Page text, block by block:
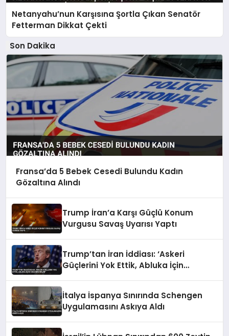
Netanyahu’nun Karşısına Şortla Çıkan Senatör
Fetterman Dikkat Çekti
Son Dakika
Fransa’da 5 Bebek Cesedi Bulundu Kadın
Gözaltına Alındı
Trump İran’a Karşı Güçlü Konum
Vurgusu Savaş Uyarısı Yaptı
Trump’tan İran İddiası: ‘Askeri
Güçlerini Yok Ettik, Abluka İçin
İtalya İspanya Sınırında Schengen
Uygulamasını Askıya Aldı